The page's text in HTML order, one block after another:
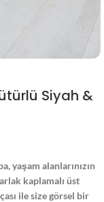
Siyah &
yaşam alanlarınızın
kaplamalı üst
ile size görsel bir